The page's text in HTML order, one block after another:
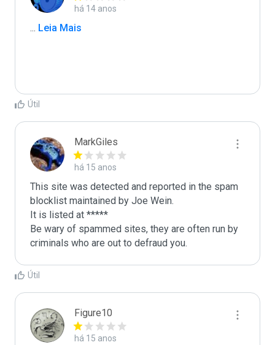
há 14 anos
... Leia Mais
Útil
MarkGiles
há 15 anos
This site was detected and reported in the spam
blocklist maintained by Joe Wein.
It is listed at *****
Be wary of spammed sites, they are often run by
criminals who are out to defraud you.
Útil
Figure10
há 15 anos